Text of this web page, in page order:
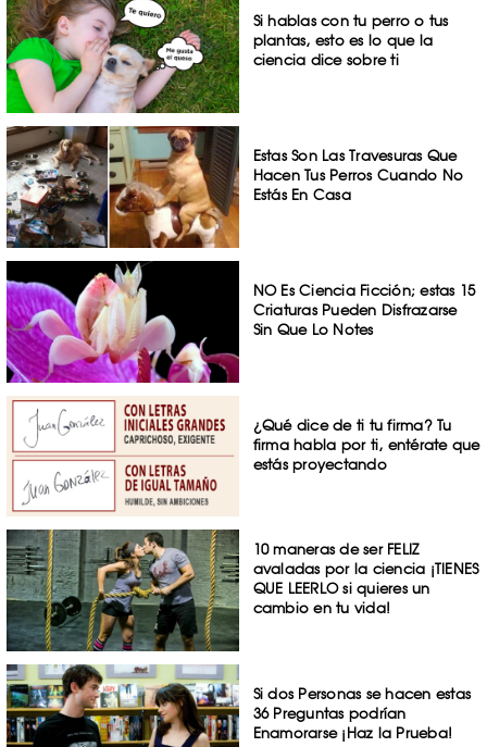
Si hablas con tu perro o tus
plantas, esto es lo que la
ciencia dice sobre ti
Estas Son Las Travesuras Que
Hacen Tus Perros Cuando No
Estás En Casa
NO Es Ciencia Ficción; estas 15
Criaturas Pueden Disfrazarse
Sin Que Lo Notes
¿Qué dice de ti tu firma? Tu
firma habla por ti, entérate que
estás proyectando
10 maneras de ser FELIZ
avaladas por la ciencia ¡TIENES
QUE LEERLO si quieres un
cambio en tu vida!
Si dos Personas se hacen estas
36 Preguntas podrían
Enamorarse ¡Haz la Prueba!